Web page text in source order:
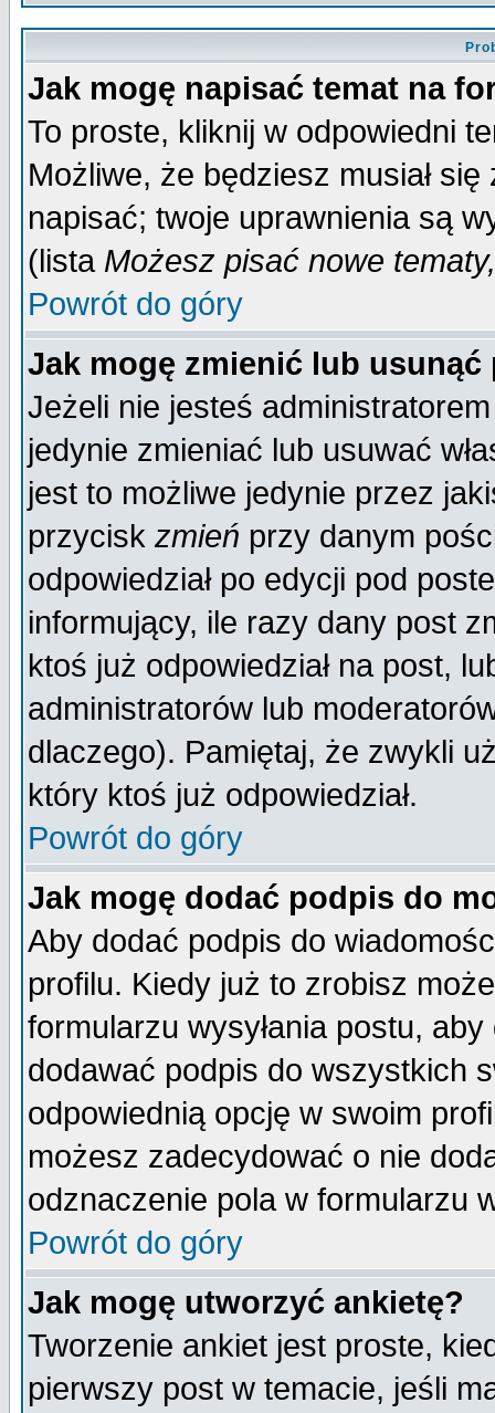
Jak mogę napisać temat na
To proste, kliknij w odpowiedni
Możliwe, że będziesz musiał
napisać; twoje uprawnienia są
(lista Możesz pisać nowe
Powrót do góry
Jak mogę zmienić lub usunąć
Jeżeli nie jesteś
jedynie zmieniać lub usuwać
jest to możliwe jedynie przez
przycisk zmień przy danym
odpowiedział po edycji pod
informujący, ile razy dany post
ktoś już odpowiedział na post,
administratorów lub
dlaczego). Pamiętaj, że zwykli
który ktoś już odpowiedział.
Powrót do góry
Jak mogę dodać podpis do
Aby dodać podpis do
profilu. Kiedy już to zrobisz
formularzu wysyłania postu,
dodawać podpis do wszystkich
odpowiednią opcję w swoim
możesz zadecydować o nie
odznaczenie pola w formularzu
Powrót do góry
Jak mogę utworzyć ankietę?
Tworzenie ankiet jest proste,
pierwszy post w temacie, jeśli